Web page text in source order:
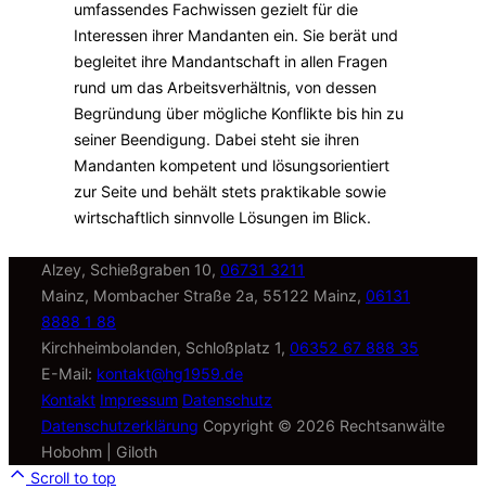
umfassendes Fachwissen gezielt für die
Interessen ihrer Mandanten ein. Sie berät und
begleitet ihre Mandantschaft in allen Fragen
rund um das Arbeitsverhältnis, von dessen
Begründung über mögliche Konflikte bis hin zu
seiner Beendigung. Dabei steht sie ihren
Mandanten kompetent und lösungsorientiert
zur Seite und behält stets praktikable sowie
wirtschaftlich sinnvolle Lösungen im Blick.
Alzey, Schießgraben 10, 06731 3211
Mainz, Mombacher Straße 2a, 55122 Mainz, 06131
8888 1 88
Kirchheimbolanden, Schloßplatz 1, 06352 67 888 35
E-Mail: kontakt@hg1959.de
Kontakt Impressum Datenschutz
Datenschutzerklärung Copyright © 2026 Rechtsanwälte
Hobohm | Giloth
Scroll to top